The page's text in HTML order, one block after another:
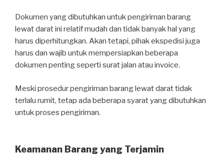
Dokumen yang dibutuhkan untuk pengiriman barang
lewat darat ini relatif mudah dan tidak banyak hal yang
harus diperhitungkan. Akan tetapi, pihak ekspedisi juga
harus dan wajib untuk mempersiapkan beberapa
dokumen penting seperti surat jalan atau invoice.
Meski prosedur pengiriman barang lewat darat tidak
terlalu rumit, tetap ada beberapa syarat yang dibutuhkan
untuk proses pengiriman.
Keamanan Barang yang Terjamin